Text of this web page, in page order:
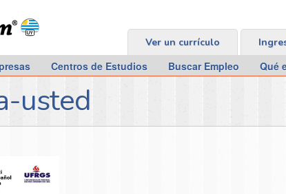
Ver un currículo
Centros de Estudios Buscar Empleo Qué
usted